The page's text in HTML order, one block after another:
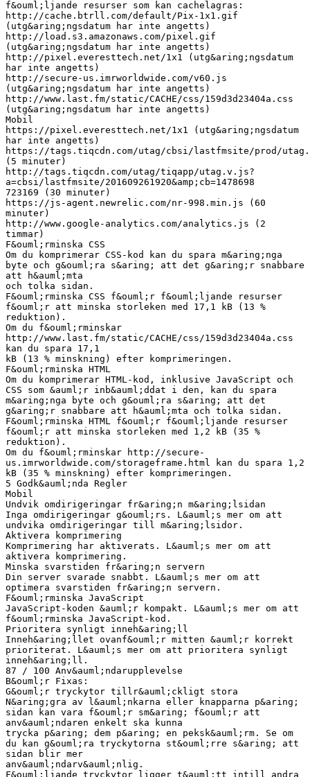
f&ouml;ljande resurser som kan cachelagras:
http://cache.btrll.com/default/Pix-1x1.gif
(utg&aring;ngsdatum har inte angetts)
http://load.s3.amazonaws.com/pixel.gif
(utg&aring;ngsdatum har inte angetts)
http://pixel.everesttech.net/1x1 (utg&aring;ngsdatum
har inte angetts)
http://secure-us.imrworldwide.com/v60.js
(utg&aring;ngsdatum har inte angetts)
http://www.last.fm/static/CACHE/css/159d3d23404a.css
(utg&aring;ngsdatum har inte angetts)
Mobil
https://pixel.everesttech.net/1x1 (utg&aring;ngsdatum
har inte angetts)
https://tags.tiqcdn.com/utag/cbsi/lastfmsite/prod/
(5 minuter)
http://tags.tiqcdn.com/utag/tiqapp/utag.v.js?
a=cbsi/lastfmsite/201609261920&amp;cb=1478698
723169 (30 minuter)
https://js-agent.newrelic.com/nr-998.min.js (60
minuter)
http://www.google-analytics.com/analytics.js (2
timmar)
F&ouml;rminska CSS
Om du komprimerar CSS-kod kan du spara m&aring;nga
byte och g&ouml;ra s&aring; att det g&aring;r snabbare
att h&auml;mta
och tolka sidan.
F&ouml;rminska CSS f&ouml;r f&ouml;ljande resurser
f&ouml;r att minska storleken med 17,1 kB (13 %
reduktion).
Om du f&ouml;rminskar
http://www.last.fm/static/CACHE/css/159d3d23404a.css
kan du spara 17,1
kB (13 % minskning) efter komprimeringen.
F&ouml;rminska HTML
Om du komprimerar HTML-kod, inklusive JavaScript och
CSS som &auml;r inb&auml;ddat i den, kan du spara
m&aring;nga byte och g&ouml;ra s&aring; att det
g&aring;r snabbare att h&auml;mta och tolka sidan.
F&ouml;rminska HTML f&ouml;r f&ouml;ljande resurser
f&ouml;r att minska storleken med 1,2 kB (35 %
reduktion).
Om du f&ouml;rminskar http://secure-
us.imrworldwide.com/storageframe.html kan du spara 1,2
kB (35 % minskning) efter komprimeringen.
5 Godk&auml;nda Regler
Mobil
Undvik omdirigeringar fr&aring;n m&aring;lsidan
Inga omdirigeringar g&ouml;rs. L&auml;s mer om att
undvika omdirigeringar till m&aring;lsidor.
Aktivera komprimering
Komprimering har aktiverats. L&auml;s mer om att
aktivera komprimering.
Minska svarstiden fr&aring;n servern
Din server svarade snabbt. L&auml;s mer om att
optimera svarstiden fr&aring;n servern.
F&ouml;rminska JavaScript
JavaScript-koden &auml;r kompakt. L&auml;s mer om att
f&ouml;rminska JavaScript-kod.
Prioritera synligt inneh&aring;ll
Inneh&aring;llet ovanf&ouml;r mitten &auml;r korrekt
prioriterat. L&auml;s mer om att prioritera synligt
inneh&aring;ll.
87 / 100 Anv&auml;ndarupplevelse
B&ouml;r Fixas:
G&ouml;r tryckytor tillr&auml;ckligt stora
N&aring;gra av l&auml;nkarna eller knapparna p&aring;
sidan kan vara f&ouml;r sm&aring; f&ouml;r att
anv&auml;ndaren enkelt ska kunna
trycka p&aring; dem p&aring; en peksk&auml;rm. Se om
du kan g&ouml;ra tryckytorna st&ouml;rre s&aring; att
sidan blir mer
anv&auml;ndarv&auml;nlig.
F&ouml;ljande tryckytor ligger t&auml;tt intill andra